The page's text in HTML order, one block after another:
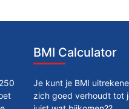
BMI Calculator
Je kunt je BMI
zich goed verhoudt tot